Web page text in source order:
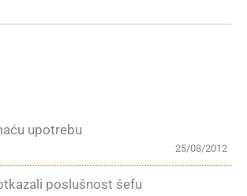
upotrebu
25/08/2012
poslušnost šefu